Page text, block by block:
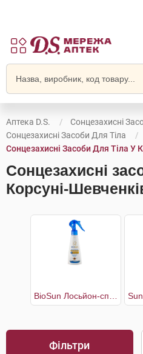
Аптека D.S.
Сонцезахисні
Сонцезахисні Засоби Для Тіла
Сонцезахисні Засоби Для Тіла У
Сонцезахисні
Корсунi-
Фільтри